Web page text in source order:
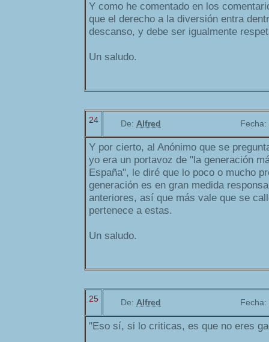
Y como he comentado en los
que el derecho a la diversión entra
descanso, y debe ser igualmente
Un saludo.
24 De: Alfred Fecha:
Y por cierto, al Anónimo que se
yo era un portavoz de "la generación
España", le diré que lo poco o mucho
generación es en gran medida
anteriores, así que más vale que se
pertenece a estas.
Un saludo.
25 De: Alfred Fecha:
"Eso sí, si lo criticas, es que no eres